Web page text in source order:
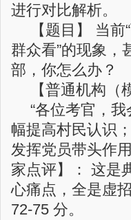
进行对比解析。
【题目】 当
群众看”的现象，
部，你怎么办？
【普通机构（
“各位考官，
幅提高村民认识
发挥党员带头作
家点评】： 这是
心痛点，全是虚
72-75 分。